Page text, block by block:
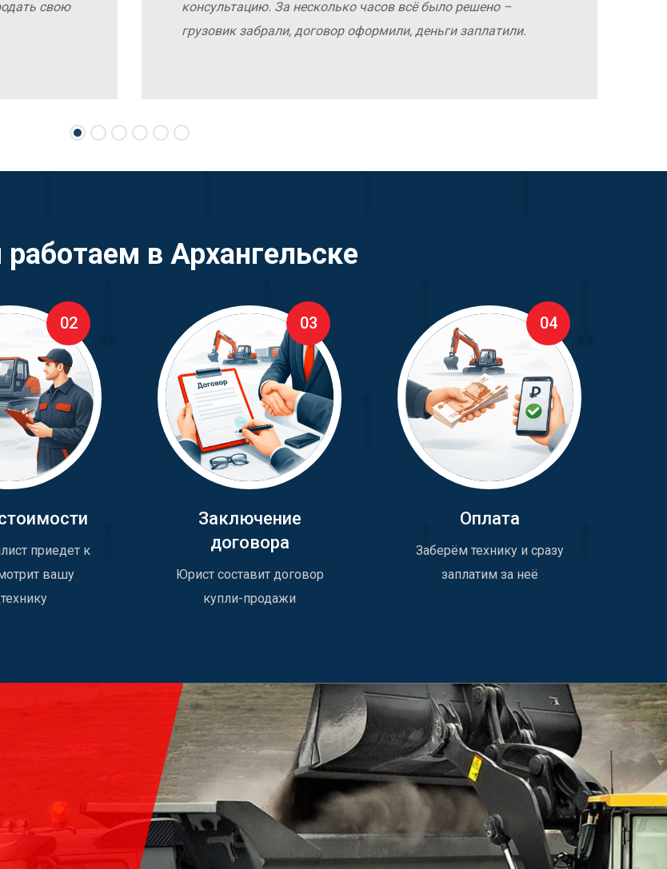
свою
консультацию. За несколько часов всё было решено –
грузовик забрали, договор оформили, деньги заплатили.
в Архангельске
02
приедет к
вашу
03
Заключение
договора
Юрист составит договор
купли-продажи
04
Оплата
Заберём технику и сразу
заплатим за неё